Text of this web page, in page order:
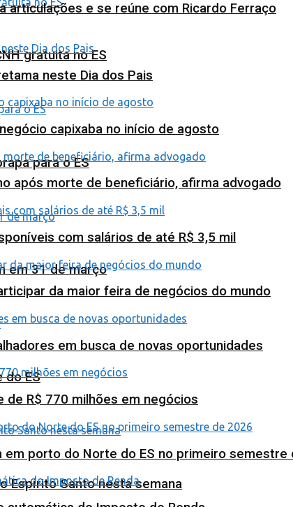
gratuita no ES
para o ES
em 31 de março
do ES
Espírito Santo nesta semana
articulações e se reúne com Ricardo Ferraço
neste Dia dos Pais
capixaba no início de agosto
após morte de beneficiário, afirma advogado
com salários de até R$ 3,5 mil
da maior feira de negócios do mundo
em busca de novas oportunidades
R$ 770 milhões em negócios
porto do Norte do ES no primeiro semestre